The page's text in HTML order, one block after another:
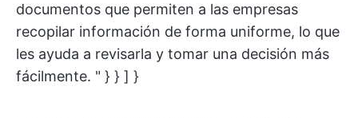
documentos que permiten a las empresas
recopilar información de forma uniforme, lo que
les ayuda a revisarla y tomar una decisión más
fácilmente. " } } ] }